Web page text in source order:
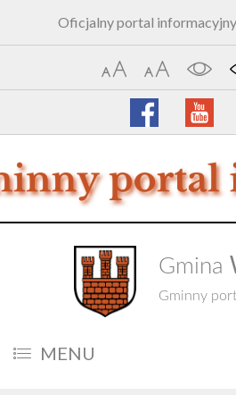
Oficjalny portal
Gmina
Gminny
MENU